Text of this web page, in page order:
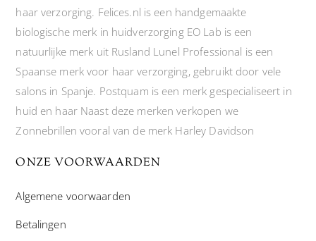
haar verzorging. Felices.nl is een handgemaakte
biologische merk in huidverzorging EO Lab is een
natuurlijke merk uit Rusland Lunel Professional is een
Spaanse merk voor haar verzorging, gebruikt door vele
salons in Spanje. Postquam is een merk gespecialiseert in
huid en haar Naast deze merken verkopen we
Zonnebrillen vooral van de merk Harley Davidson
ONZE VOORWAARDEN
Algemene voorwaarden
Betalingen